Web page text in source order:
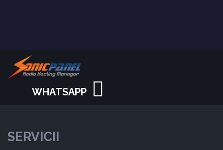
WHATSAPP
SERVICII